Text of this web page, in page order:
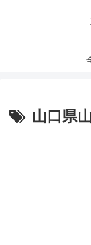
山口県